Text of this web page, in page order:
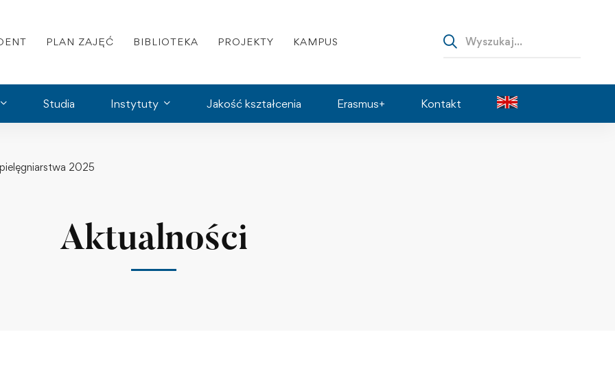
PLAN ZAJĘĆ BIBLIOTEKA PROJEKTY KAMPUS
Studia Instytuty Jakość kształcenia Erasmus+ Kontakt
2025
Aktualności